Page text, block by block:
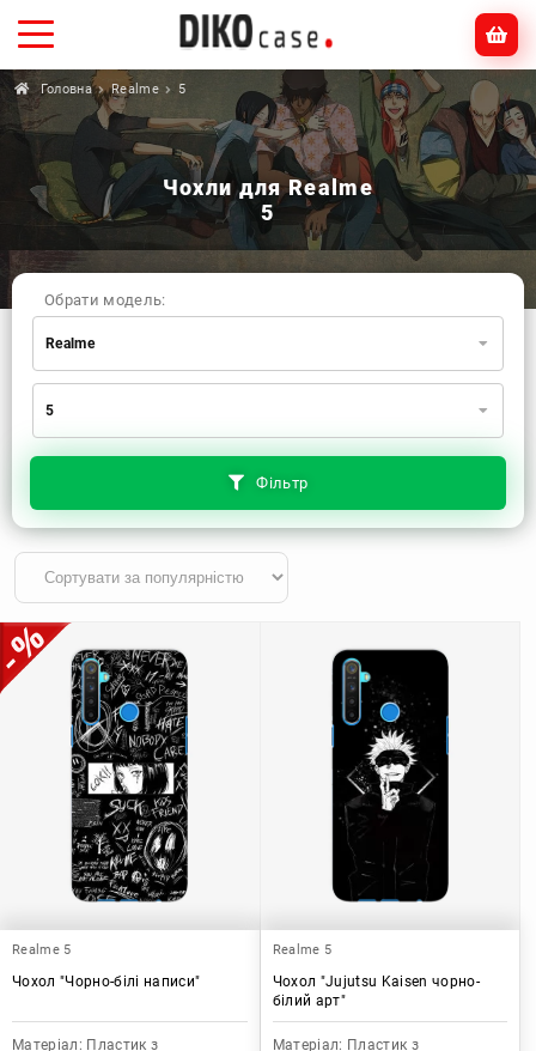
Головна Realme 5
Чохли для Realme
5
Фільтр
Обрати модель:
Realme
Xiaomi
Apple
Huawei
Realme
TECNO
ZTE
OnePlus
Motorola
5
Realme 5
Чохол "Чорно-білі написи"
Матеріал: Пластик з
Realme 5
Чохол "Jujutsu Kaisen чорно-
білий арт"
Матеріал: Пластик з